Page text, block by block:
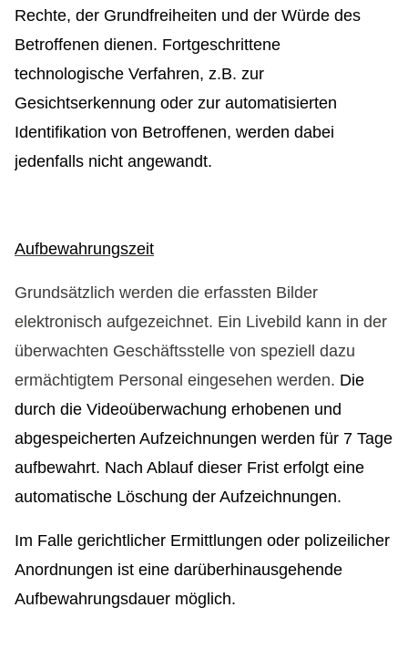
Rechte, der Grundfreiheiten und der Würde des
Betroffenen dienen. Fortgeschrittene
technologische Verfahren, z.B. zur
Gesichtserkennung oder zur automatisierten
Identifikation von Betroffenen, werden dabei
jedenfalls nicht angewandt.
Aufbewahrungszeit
Grundsätzlich werden die erfassten Bilder
elektronisch aufgezeichnet. Ein Livebild kann in der
überwachten Geschäftsstelle von speziell dazu
ermächtigtem Personal eingesehen werden. Die
durch die Videoüberwachung erhobenen und
abgespeicherten Aufzeichnungen werden für 7 Tage
aufbewahrt. Nach Ablauf dieser Frist erfolgt eine
automatische Löschung der Aufzeichnungen.
Im Falle gerichtlicher Ermittlungen oder polizeilicher
Anordnungen ist eine darüberhinausgehende
Aufbewahrungsdauer möglich.